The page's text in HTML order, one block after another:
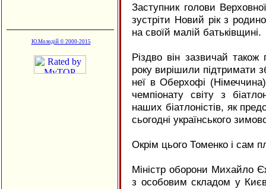
Ю.Молодій © 2000-2015
Заступник голови
зустріти Новий рік з
на своїй малій батьківщині.
Різдво він зазвичай також
року вирішили підтримати
неї в Оберхофі
чемпіонату світу з
наших біатлоністів, як
сьогодні українського
Окрім цього Томенко і сам
Міністр оборони Михайло
з особовим складом у